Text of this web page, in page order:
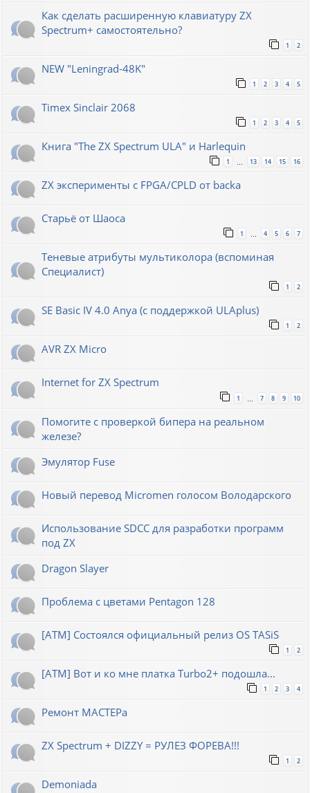
Как сделать расширенную клавиатуру ZX
Spectrum+ самостоятельно?
1 2
NEW "Leningrad-48K"
1 2 3 4 5
Timex Sinclair 2068
1 2 3 4 5
Книга "The ZX Spectrum ULA" и Harlequin
1 … 13 14 15 16
ZX эксперименты с FPGA/CPLD от backa
Старьё от Шаоса
1 … 4 5 6 7
Теневые атрибуты мультиколора (вспоминая
Специалист)
1 2
SE Basic IV 4.0 Anya (с поддержкой ULAplus)
1 2
AVR ZX Micro
Internet for ZX Spectrum
1 7 8 9 10
Помогите с проверкой бипера на реальном
железе?
Эмулятор Fuse
Новый перевод Micromen голосом Володарского
Использование SDCC для разработки программ
под ZX
Dragon Slayer
Проблема с цветами Pentagon 128
[ATM] Состоялся официальный релиз OS TASiS
1 2
[ATM] Вот и ко мне платка Turbo2+ подошла...
1 2 3 4
Ремонт МАСТЕРа
ZX Spectrum + DIZZY = РУЛЕЗ ФОРЕВА!!!
1 2
Demoniada